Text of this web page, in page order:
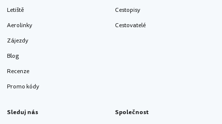
Letiště
Aerolinky
Zájezdy
Blog
Recenze
Promo kódy
Cestopisy
Cestovatelé
Sleduj nás Společnost